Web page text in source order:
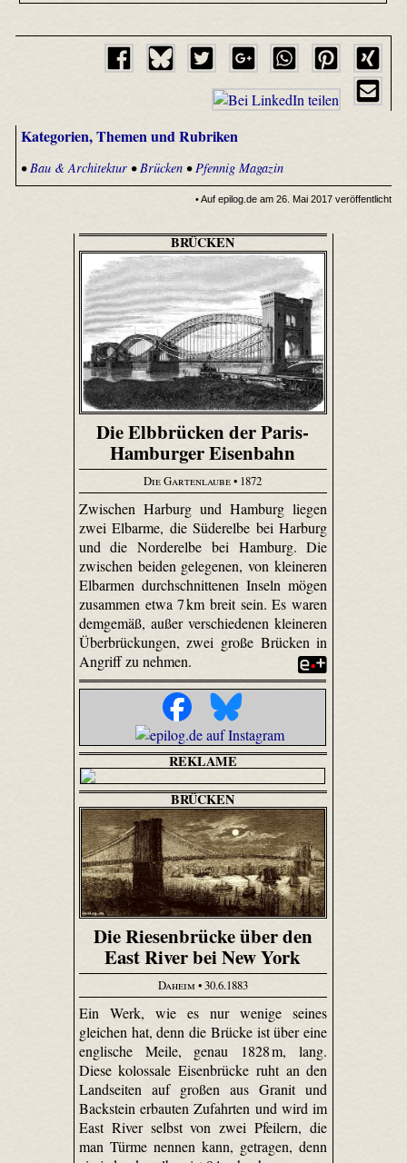
Kategorien, Themen und Rubriken
•Bau & Architektur•Brücken•Pfennig Magazin
• Auf epilog.de am 26. Mai 2017 veröffentlicht
BRÜCKEN
Die Elbbrücken der Paris-
Hamburger Eisenbahn
Die Gartenlaube• 1872
Zwischen Harburg und Hamburg liegen
zwei Elbarme, die Süderelbe bei Harburg
und die Norderelbe bei Hamburg. Die
zwischen beiden gelegenen, von kleineren
Elbarmen durchschnittenen Inseln mögen
zusammen etwa 7 km breit sein. Es waren
demgemäß, außer verschiedenen kleineren
Überbrückungen, zwei große Brücken in
Angriff zu nehmen.
REKLAME
BRÜCKEN
Die Riesenbrücke über den
East River bei New York
Daheim • 30.6.1883
Ein Werk, wie es nur wenige seines
gleichen hat, denn die Brücke ist über eine
englische Meile, genau 1828 m, lang.
Diese kolossale Eisenbrücke ruht an den
Landseiten auf großen aus Granit und
Backstein erbauten Zufahrten und wird im
East River selbst von zwei Pfeilern, die
man Türme nennen kann, getragen, denn